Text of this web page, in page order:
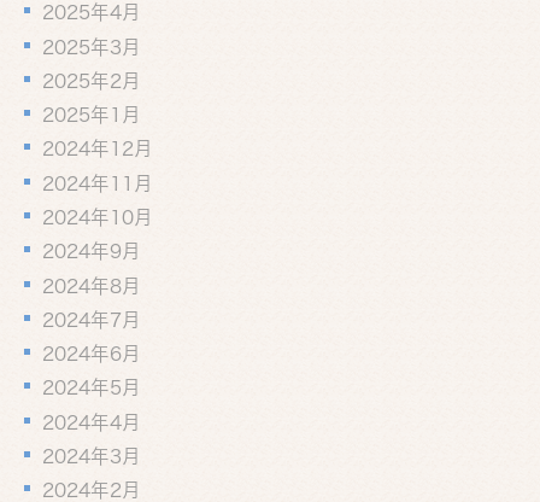
2025年4月
2025年3月
2025年2月
2025年1月
2024年12月
2024年11月
2024年10月
2024年9月
2024年8月
2024年7月
2024年6月
2024年5月
2024年4月
2024年3月
2024年2月